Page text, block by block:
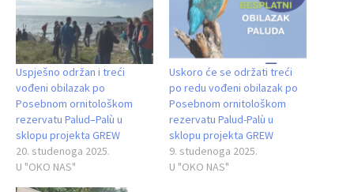
Uspješno održan i treći
vođeni obilazak po
Posebnom ornitološkom
rezervatu Palud–Palù u
sklopu projekta GREW
20. studenoga 2025.
U "OKO NAS"
Uskoro će se održati treći
po redu vođeni obilazak po
Posebnom ornitološkom
rezervatu Palud-Palù u
sklopu projekta GREW
9. studenoga 2025.
U "OKO NAS"